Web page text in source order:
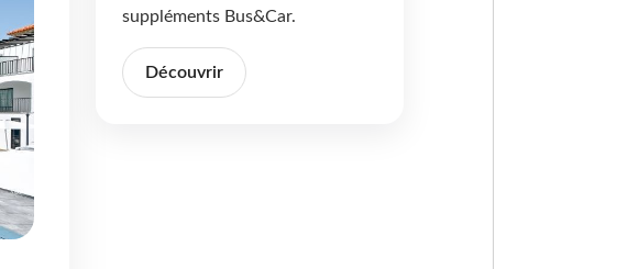
suppléments Bus&Car.
Découvrir